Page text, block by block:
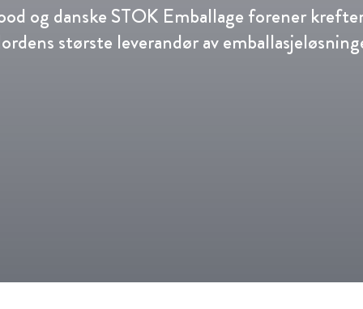
Transport & storage
og danske STOK Emballage forener
største leverandør av